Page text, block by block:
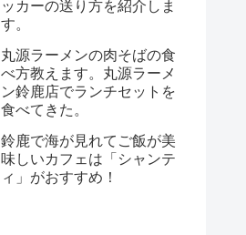
ッカーの送り方を紹介しま
す。
丸源ラーメンの肉そばの食
べ方教えます。丸源ラーメ
ン鈴鹿店でランチセットを
食べてきた。
鈴鹿で海が見れてご飯が美
味しいカフェは「シャンテ
ィ」がおすすめ！